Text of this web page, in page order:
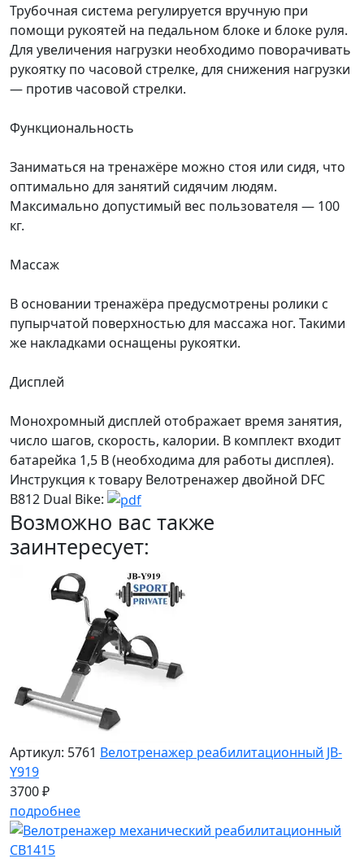
Трубочная система регулируется вручную при
помощи рукоятей на педальном блоке и блоке руля.
Для увеличения нагрузки необходимо поворачивать
рукоятку по часовой стрелке, для снижения нагрузки
— против часовой стрелки.
Функциональность
Заниматься на тренажёре можно стоя или сидя, что
оптимально для занятий сидячим людям.
Максимально допустимый вес пользователя — 100
кг.
Массаж
В основании тренажёра предусмотрены ролики с
пупырчатой поверхностью для массажа ног. Такими
же накладками оснащены рукоятки.
Дисплей
Монохромный дисплей отображает время занятия,
число шагов, скорость, калории. В комплект входит
батарейка 1,5 В (необходима для работы дисплея).
Инструкция к товару Велотренажер двойной DFC
B812 Dual Bike:
Возможно вас также
заинтересует:
Артикул: 5761 Велотренажер реабилитационный JB-
Y919
3700 ₽
подробнее